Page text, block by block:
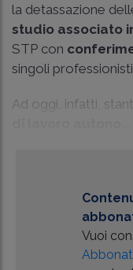
la detassazione
studio associato
STP con
singoli
Ad oggi, infatti,
Vuoi